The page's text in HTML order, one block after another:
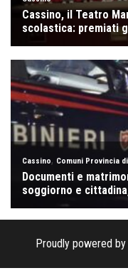
Proudly powered by